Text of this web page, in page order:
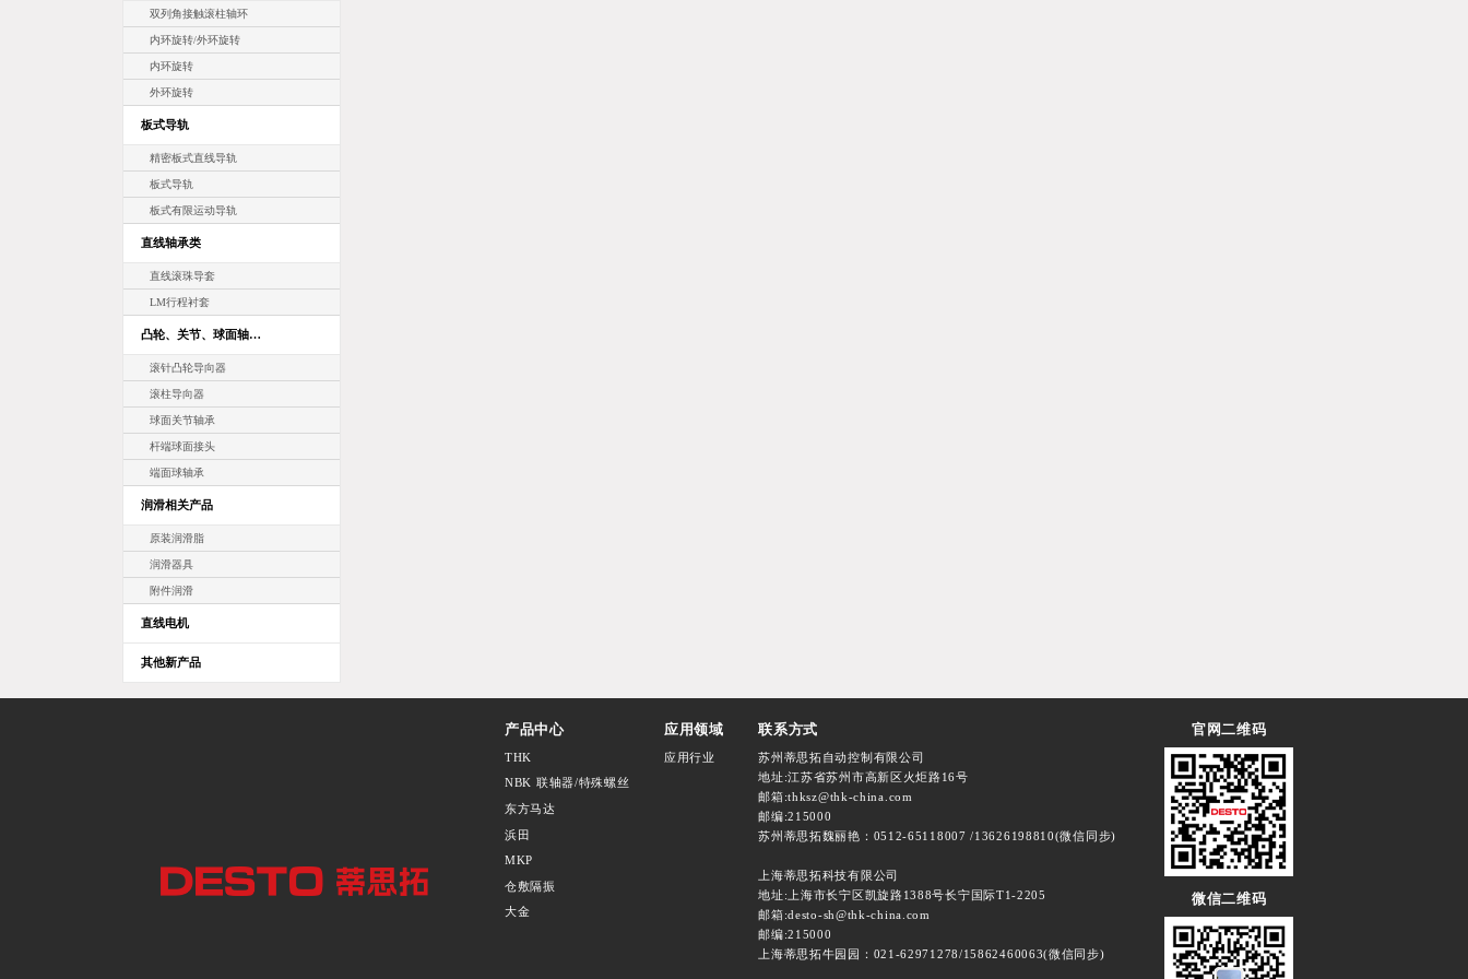
双列角接触滚柱轴环
内环旋转/外环旋转
内环旋转
外环旋转
板式导轨
精密板式直线导轨
板式导轨
板式有限运动导轨
直线轴承类
直线滚珠导套
LM行程衬套
凸轮、关节、球面轴…
滚针凸轮导向器
滚柱导向器
球面关节轴承
杆端球面接头
端面球轴承
润滑相关产品
原装润滑脂
润滑器具
附件润滑
直线电机
其他新产品
产品中心
THK
NBK 联轴器/特殊螺丝
东方马达
浜田
MKP
仓敷隔振
大金
应用领域
应用行业
联系方式
苏州蒂思拓自动控制有限公司
地址:江苏省苏州市高新区火炬路16号
邮箱:thksz@thk-china.com
邮编:215000
苏州蒂思拓魏丽艳：0512-65118007 /13626198810(微信同步)
上海蒂思拓科技有限公司
地址:上海市长宁区凯旋路1388号长宁国际T1-2205
邮箱:desto-sh@thk-china.com
邮编:215000
上海蒂思拓牛园园：021-62971278/15862460063(微信同步)
官网二维码
微信二维码